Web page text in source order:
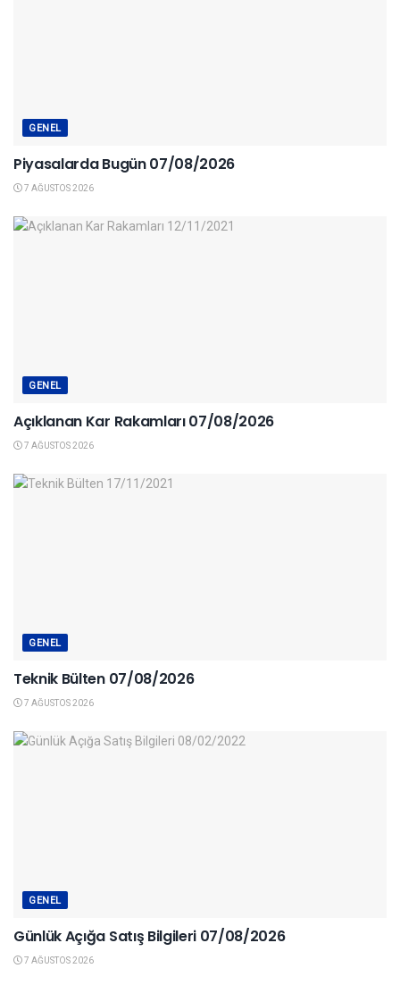
GENEL
Piyasalarda Bugün 07/08/2026
7 AĞUSTOS 2026
GENEL
Açıklanan Kar Rakamları 07/08/2026
7 AĞUSTOS 2026
GENEL
Teknik Bülten 07/08/2026
7 AĞUSTOS 2026
GENEL
Günlük Açığa Satış Bilgileri 07/08/2026
7 AĞUSTOS 2026